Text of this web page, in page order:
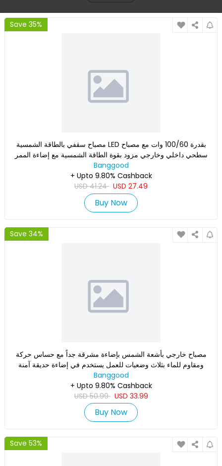
Save 35%
مصباح سقفي بالطاقة الشمسية LED بقدرة 100/60 وات مع مصباح
سطحي داخلي وخارجي مزود بقوة الطاقة الشمسية مع إضاءة الممر
لتزيي
Banggood
+ Upto 9.80% Cashback
USD41.24 USD 27.49
Buy Now
Save 34%
مصباح خارجي بأشعة الشمس بإضاءة مشرقة جداً مع حساس حركة
ومقاوم للماء بثلاث وضعيات للعمل يستخدم في إضاءة حديقة آمنة
خارجية
Banggood
+ Upto 9.80% Cashback
USD50.99 USD 33.99
Buy Now
Save 53%